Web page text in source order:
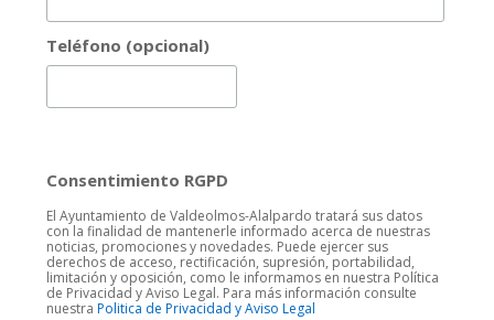
Teléfono (opcional)
Consentimiento RGPD
El Ayuntamiento de Valdeolmos-Alalpardo tratará sus datos
con la finalidad de mantenerle informado acerca de nuestras
noticias, promociones y novedades. Puede ejercer sus
derechos de acceso, rectificación, supresión, portabilidad,
limitación y oposición, como le informamos en nuestra Política
de Privacidad y Aviso Legal. Para más información consulte
nuestra Politica de Privacidad y Aviso Legal